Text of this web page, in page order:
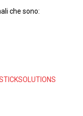
che sono: